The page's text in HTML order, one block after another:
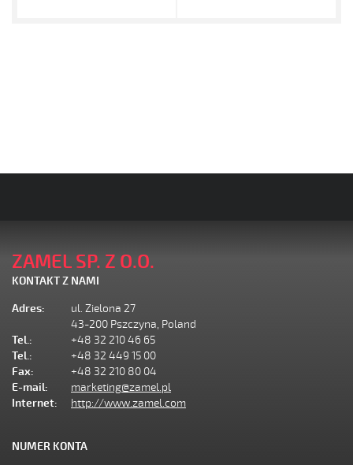
ZAMEL SP. Z O.O.
KONTAKT Z NAMI
Adres:
ul. Zielona 27
43-200 Pszczyna, Poland
Tel.:
+48 32 210 46 65
Tel.:
+48 32 449 15 00
Fax:
+48 32 210 80 04
E-mail:
marketing@zamel.pl
Internet:
http://www.zamel.com
NUMER KONTA